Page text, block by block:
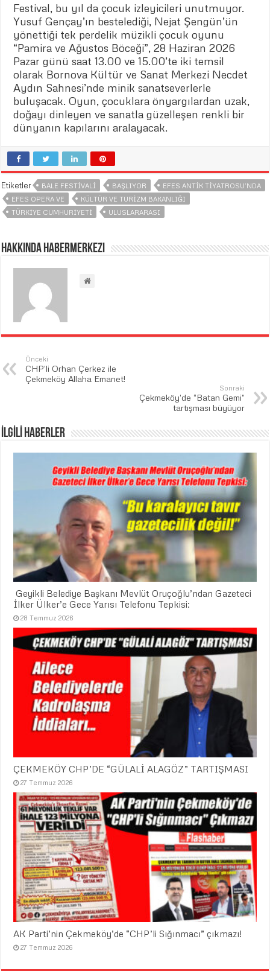
Festival, bu yıl da çocuk izleyicileri unutmuyor.
Yusuf Gençay’ın bestelediği, Nejat Şengün’ün
yönettiği tek perdelik müzikli çocuk oyunu
“Pamira ve Ağustos Böceği”, 28 Haziran 2026
Pazar günü saat 13.00 ve 15.00’te iki temsil
olarak Bornova Kültür ve Sanat Merkezi Necdet
Aydın Sahnesi’nde minik sanatseverlerle
buluşacak. Oyun, çocuklara önyargılardan uzak,
doğayı dinleyen ve sanatla güzelleşen renkli bir
dünyanın kapılarını aralayacak.
Etiketler BALE FESTIVALI BAŞLIYOR
EFES ANTIK TIYATROSU’NDA
EFES OPERA VE
KÜLTÜR VE TURIZM BAKANLIĞI
TÜRKIYE CUMHURIYETI
ULUSLARARASI
Hakkında habermerkezi
Önceki
CHP’li Orhan Çerkez ile
Çekmeköy Allaha Emanet!
Sonraki
Çekmeköy’de “Batan Gemi”
tartışması büyüyor
İLGİLİ HABERLER
​ Geyikli Belediye Başkanı Mevlüt Oruçoğlu’ndan Gazeteci
İlker Ülker’e Gece Yarısı Telefonu Tepkisi:
28 Temmuz 2026
ÇEKMEKÖY CHP’DE “GÜLALİ ALAGÖZ” TARTIŞMASI
27 Temmuz 2026
AK Parti’nin Çekmeköy’de “CHP’li Sığınmacı” çıkmazı!
27 Temmuz 2026